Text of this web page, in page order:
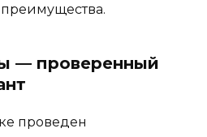
— проверенный
проведен